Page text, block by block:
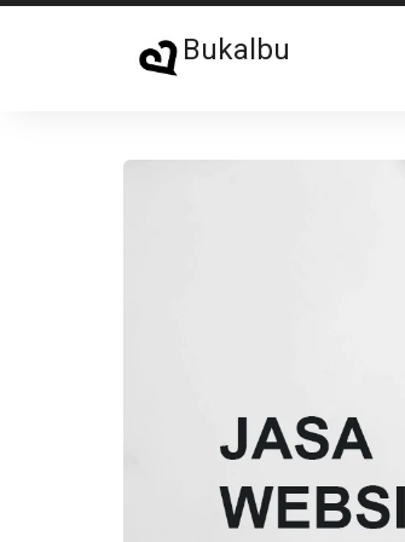
Bukalbu